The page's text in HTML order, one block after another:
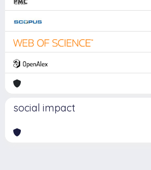
social impact